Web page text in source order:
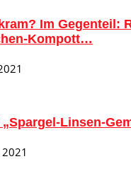
Im Gegenteil:
Kompott…
„Spargel-Linsen-